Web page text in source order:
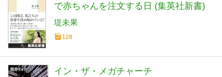
で赤ちゃんを注文する日 (集英社新書)
堤未果
128
イン・ザ・メガチャーチ